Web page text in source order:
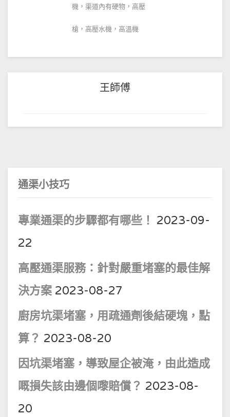
機，渠道內有硬物，高壓
槍，高壓水機，高溫機
王師傅
通渠小技巧
專業通渠的步驟都有哪些！ 2023-09-
22
高壓通渠服務：針對嚴重堵塞的最佳解
決方案 2023-08-27
廚房坑渠堵塞，用疏通劑後結硬塊，點
算？ 2023-08-20
因坑渠堵塞，導致屋企被淹，由此造成
嘅損失該由邊個嚟賠償？ 2023-08-
20